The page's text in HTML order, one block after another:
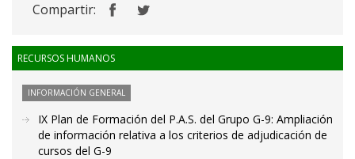
Compartir:
RECURSOS HUMANOS
INFORMACIÓN GENERAL
IX Plan de Formación del P.A.S. del Grupo G-9: Ampliación
de información relativa a los criterios de adjudicación de
cursos del G-9